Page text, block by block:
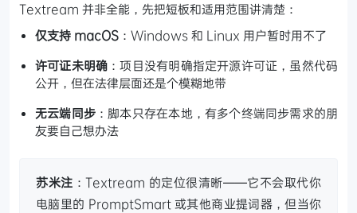
Textream 并非全能，先把短板和适用范围讲清楚：
仅支持 macOS ：Windows 和 Linux 用户暂时用不了
许可证未明确 ：项目没有明确指定开源许可证，虽然代码
公开，但在法律层面还是个模糊地带
无云端同步 ：脚本只存在本地，有多个终端同步需求的朋
友要自己想办法
苏米注 ：Textream 的定位很清晰——它不会取代你
电脑里的 PromptSmart 或其他商业提词器，但当你